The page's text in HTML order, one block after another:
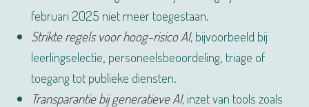
februari 2025 niet meer toegestaan.
Strikte regels voor hoog-risico AI, bijvoorbeeld bij
leerlingselectie, personeelsbeoordeling, triage of
toegang tot publieke diensten.
Transparantie bij generatieve AI, inzet van tools zoals